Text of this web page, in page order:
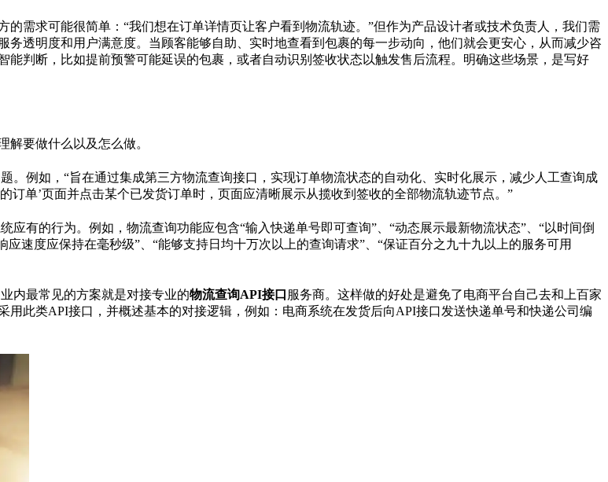
需求可能很简单：“我们想在订单详情页让客户看到物流轨迹。”但作为产品设计者或技术负责人，我们需
透明度和用户满意度。当顾客能够自助、实时地查看到包裹的每一步动向，他们就会更安心，从而减少咨
判断，比如提前预警可能延误的包裹，或者自动识别签收状态以触发售后流程。明确这些场景，是写好
解要做什么以及怎么做。
。例如，“旨在通过集成第三方物流查询接口，实现订单物流状态的自动化、实时化展示，减少人工查询成
订单’页面并点击某个已发货订单时，页面应清晰展示从揽收到签收的全部物流轨迹节点。”
应有的行为。例如，物流查询功能应包含“输入快递单号即可查询”、“动态展示最新物流状态”、“以时间倒
速度应保持在毫秒级”、“能够支持日均十万次以上的查询请求”、“保证百分之九十九以上的服务可用
内最常见的方案就是对接专业的物流查询API接口 服务商。这样做的好处是避免了电商平台自己去和上百家
此类API接口，并概述基本的对接逻辑，例如：电商系统在发货后向API接口发送快递单号和快递公司编